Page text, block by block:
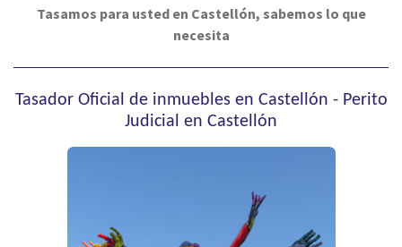
Tasamos para usted en Castellón, sabemos lo que
necesita
Tasador Oficial de inmuebles en Castellón - Perito
Judicial en Castellón